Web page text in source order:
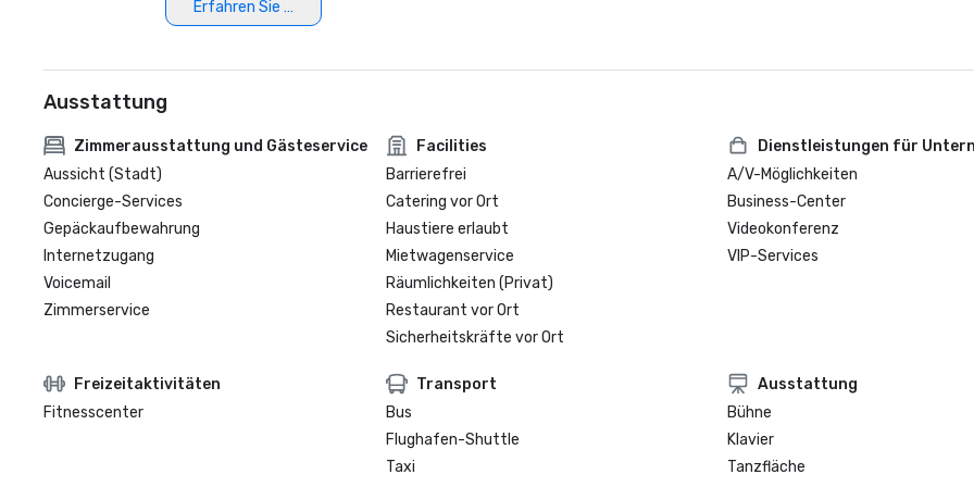
Erfahren Sie mehr
Ausstattung
Zimmerausstattung und Gästeservice
Aussicht (Stadt)
Concierge-Services
Gepäckaufbewahrung
Internetzugang
Voicemail
Zimmerservice
Facilities
Barrierefrei
Catering vor Ort
Haustiere erlaubt
Mietwagenservice
Räumlichkeiten (Privat)
Restaurant vor Ort
Sicherheitskräfte vor Ort
Dienstleistungen für
A/V-Möglichkeiten
Business-Center
Videokonferenz
VIP-Services
Freizeitaktivitäten
Fitnesscenter
Transport
Bus
Flughafen-Shuttle
Taxi
Ausstattung
Bühne
Klavier
Tanzfläche